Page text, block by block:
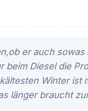
er auch sowas
beim Diesel die
Winter ist
länger braucht